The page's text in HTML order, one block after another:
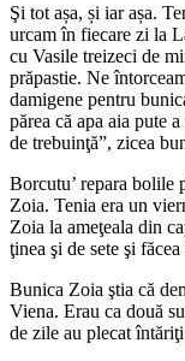
Şi tot așa, și iar așa.
urcam în fiecare zi la
cu Vasile treizeci de
prăpastie. Ne
damigene pentru
părea că apa aia pute
de trebuinţă”, zicea
Borcutu’ repara bolile
Zoia. Tenia era un
Zoia la ameţeala din
ţinea şi de sete şi
Bunica Zoia ştia că
Viena. Erau ca două
de zile au plecat